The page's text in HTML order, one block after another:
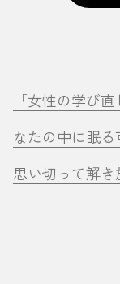
「女性の学び
なたの中に眠る
思い切って解き